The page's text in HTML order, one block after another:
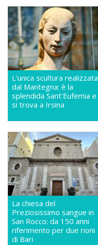
L'unica scultura realizzata
dal Mantegna: è la
splendida Sant'Eufemia e
si trova a Irsina
La chiesa del
Preziosissimo sangue in
San Rocco: da 150 anni
riferimento per due rioni
di Bari